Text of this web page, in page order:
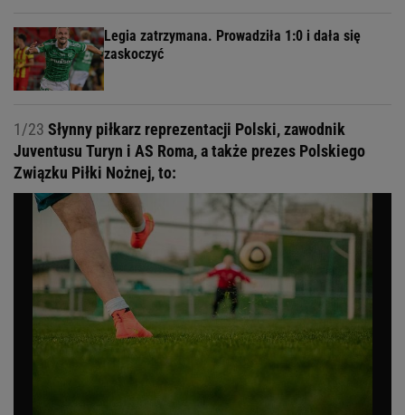
Legia zatrzymana. Prowadziła 1:0 i dała się
zaskoczyć
1/23 Słynny piłkarz reprezentacji Polski, zawodnik
Juventusu Turyn i AS Roma, a także prezes Polskiego
Związku Piłki Nożnej, to: